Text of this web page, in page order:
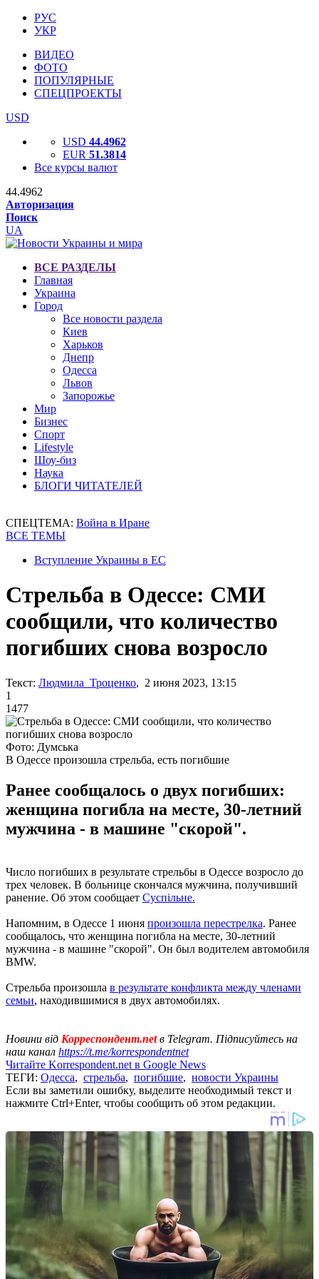
РУС
УКР
ВИДЕО
ФОТО
ПОПУЛЯРНЫЕ
СПЕЦПРОЕКТЫ
USD
USD 44.4962
EUR 51.3814
Все курсы валют
44.4962
Авторизация
Поиск
UA
ВСЕ РАЗДЕЛЫ
Главная
Украина
Город
Все новости раздела
Киев
Харьков
Днепр
Одесса
Львов
Запорожье
Мир
Бизнес
Спорт
Lifestyle
Шоу-биз
Наука
БЛОГИ ЧИТАТЕЛЕЙ
СПЕЦТЕМА: Война в Иране
ВСЕ ТЕМЫ
Вступление Украины в ЕС
Стрельба в Одессе: СМИ
сообщили, что количество
погибших снова возросло
Текст: Людмила Троценко, 2 июня 2023, 13:15
1
1477
Фото: Думська
В Одессе произошла стрельба, есть погибшие
Ранее сообщалось о двух погибших:
женщина погибла на месте, 30-летний
мужчина - в машине "скорой".
Число погибших в результате стрельбы в Одессе возросло до
трех человек. В больнице скончался мужчина, получивший
ранение. Об этом сообщает Суспільне.
Напомним, в Одессе 1 июня произошла перестрелка. Ранее
сообщалось, что женщина погибла на месте, 30-летний
мужчина - в машине "скорой". Он был водителем автомобиля
BMW.
Стрельба произошла в результате конфликта между членами
семьи, находившимися в двух автомобилях.
Новини від Корреспондент.netв Telegram. Підписуйтесь на
наш канал https://t.me/korrespondentnet
Читайте Korrespondent.net в Google News
ТЕГИ: Одесса, стрельба, погибшие, новости Украины
Если вы заметили ошибку, выделите необходимый текст и
нажмите Ctrl+Enter, чтобы сообщить об этом редакции.